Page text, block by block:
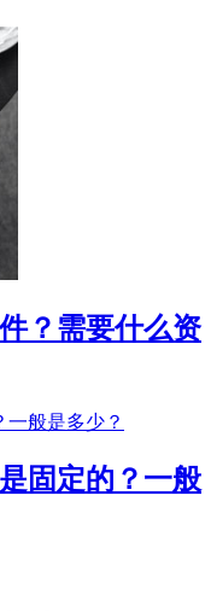
？需要什么资
固定的？一般